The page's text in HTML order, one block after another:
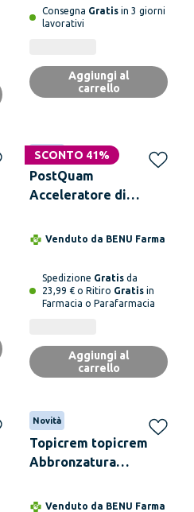
Consegna Gratis in 3 giorni
lavorativi
Aggiungi al
carrello
SCONTO 41%
Novità
PostQuam
Acceleratore di
– Abbronzatura
Fototan
Venduto da BENU Farma
Spedizione Gratis da
23,99 € o Ritiro Gratis in
Farmacia o Parafarmacia
Aggiungi al
carrello
Novità
Topicrem topicrem
Abbronzatura
Luminosità 40 ml
Venduto da BENU Farma